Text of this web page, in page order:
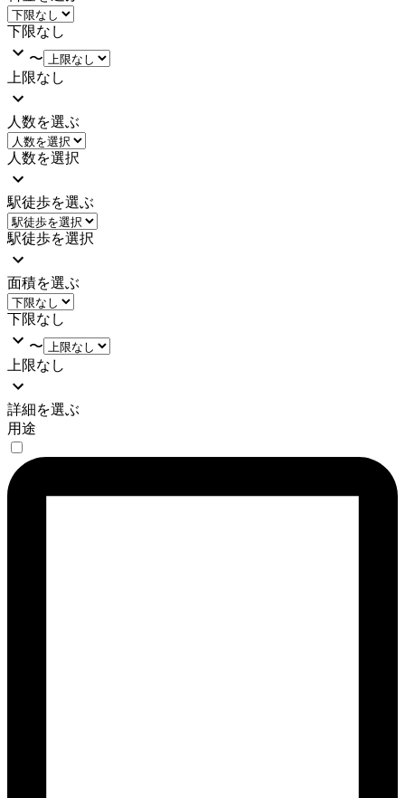
下限なし
〜
上限なし
人数を選ぶ
人数を選択
駅徒歩を選ぶ
駅徒歩を選択
面積を選ぶ
下限なし
〜
上限なし
詳細を選ぶ
用途